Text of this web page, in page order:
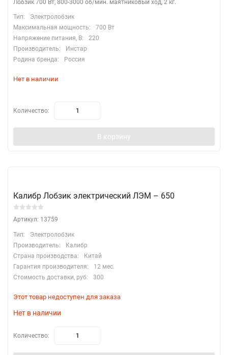
Лобзик 700 Вт, 800-3000 об/мин. маятниковый ход, 2 кг.
Тип:
Электролобзик
Максимальная мощность:
700 Вт
Напряжение питания, В:
220
Производитель:
Инстар
Родина бренда:
Россия
Нет в наличии
Количество:
В корзину
Калибр Лобзик электрический ЛЭМ – 650
Артикул: 13759
Тип:
Электролобзик
Производитель:
Калибр
Страна производства:
Китай
Гарантия производителя:
12 мес.
Стоимость доставки, руб:
300
Этот товар недоступен для заказа
Нет в наличии
Количество: